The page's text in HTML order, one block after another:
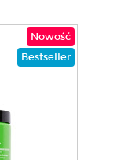
Nowość
Bestseller